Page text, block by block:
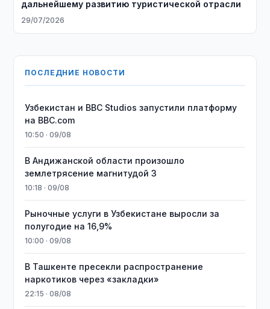
дальнейшему развитию туристической отрасли
29/07/2026
ПОСЛЕДНИЕ НОВОСТИ
Узбекистан и BBC Studios запустили платформу
на BBC.com
10:50 · 09/08
В Андижанской области произошло
землетрясение магнитудой 3
10:18 · 09/08
Рыночные услуги в Узбекистане выросли за
полугодие на 16,9%
10:00 · 09/08
В Ташкенте пресекли распространение
наркотиков через «закладки»
22:15 · 08/08